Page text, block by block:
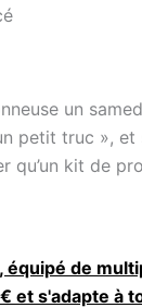
un
petit truc »,
qu’un kit de
équipé de
et s'adapte à